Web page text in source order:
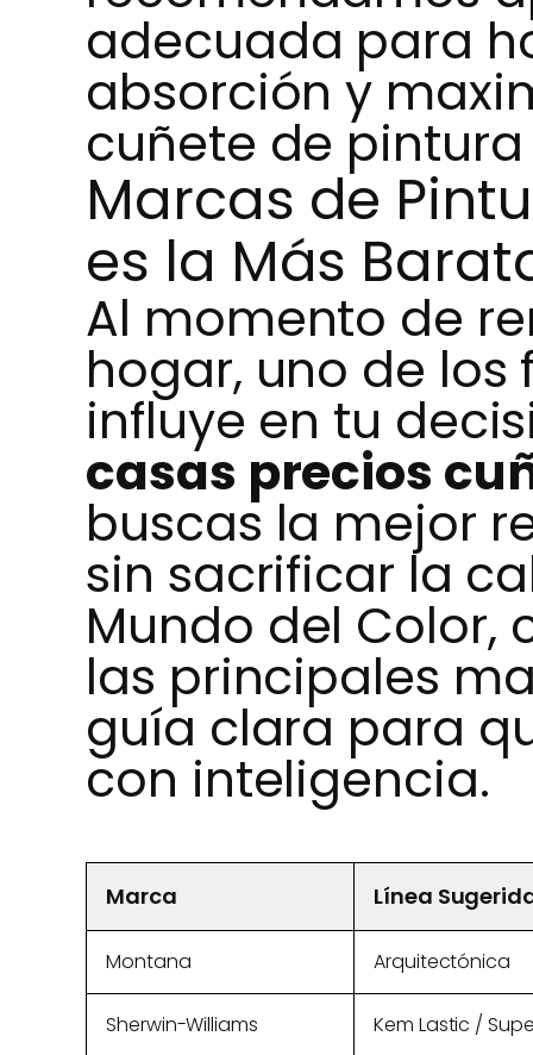
adecuada para
absorción y
cuñete de
Marcas de
es la Más
Al momento de
hogar, uno de
influye en tu
casas precios
buscas la mejor
sin sacrificar la
Mundo del Color,
las principales
guía clara para
con inteligencia.
Marca Línea
Montana Arquitectónica
Sherwin-Williams Kem Lastic /